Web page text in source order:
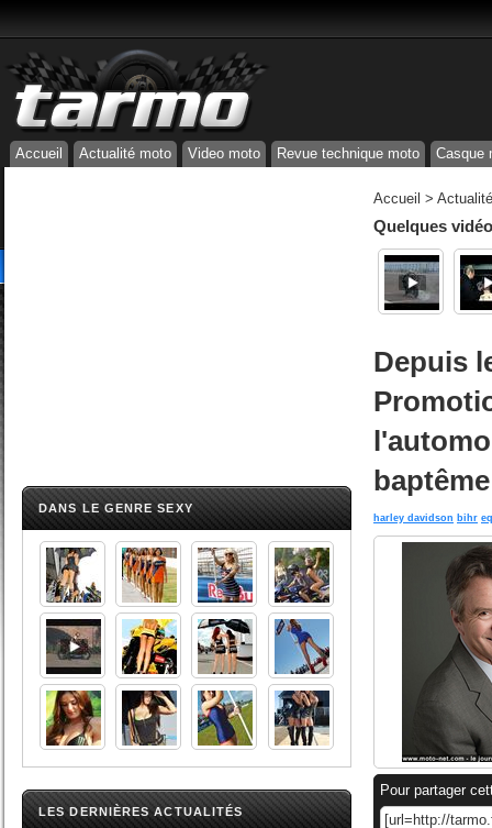
Accueil Actualité moto Video moto Revue technique moto Casque
DANS LE GENRE SEXY
LES DERNIÈRES ACTUALITÉS
Accueil >
Quelques
Depuis
baptême
harley davidson bihr
Pour partager